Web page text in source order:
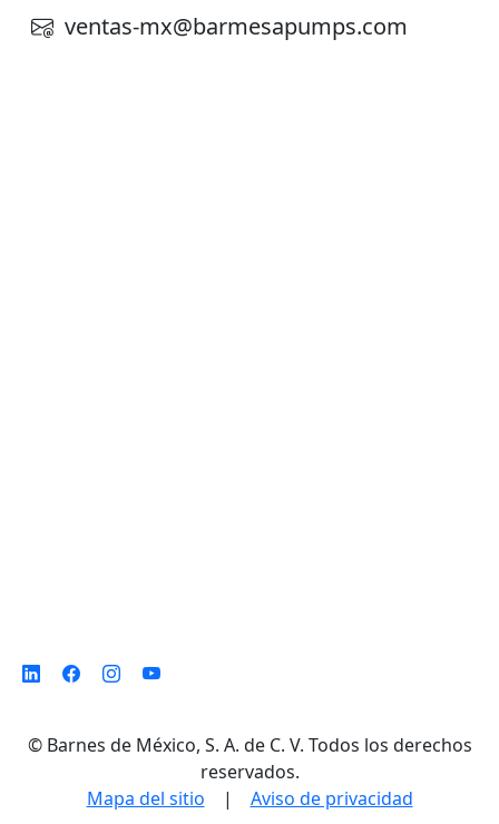
ventas-mx@barmesapumps.com
© Barnes de México, S. A. de C. V. Todos los derechos
reservados.
Mapa del sitio | Aviso de privacidad